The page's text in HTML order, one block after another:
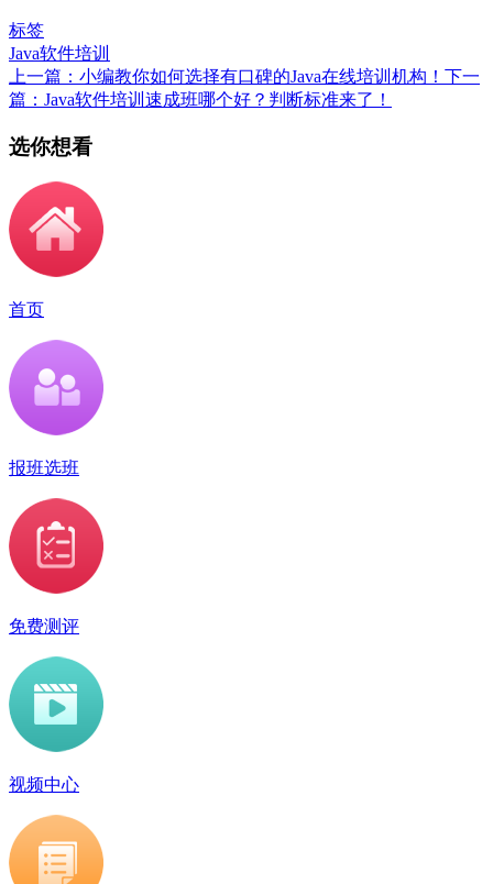
标签
Java软件培训
上一篇：小编教你如何选择有口碑的Java在线培训机构！ 下一
篇：Java软件培训速成班哪个好？判断标准来了！
选你想看
首页
报班选班
免费测评
视频中心